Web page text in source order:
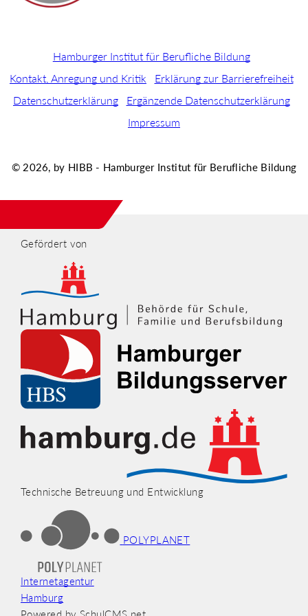
Hamburger Institut für Berufliche Bildung
Kontakt, Anregung und Kritik
Erklärung zur Barrierefreiheit
Datenschutzerklärung
Ergänzende Datenschutzerklärung
Impressum
© 2026, by HIBB - Hamburger Institut für Berufliche Bildung
Gefördert von
Technische Betreuung und Entwicklung
POLYPLANET
Internetagentur
Hamburg